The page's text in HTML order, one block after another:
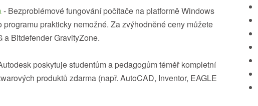
- Bezproblémové fungování počítače na platformě Windows
programu prakticky nemožné. Za zvýhodněné ceny můžete
a Bitdefender GravityZone.
poskytuje studentům a pedagogům téměř kompletní
produktů zdarma (např. AutoCAD, Inventor, EAGLE